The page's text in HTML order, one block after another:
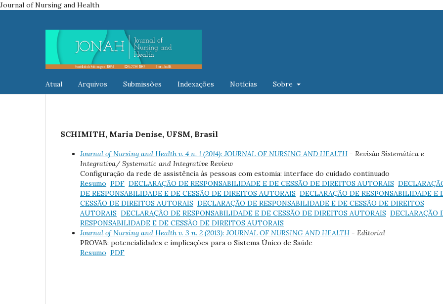
Journal of Nursing and Health
Atual Arquivos Submissões Indexações Notícias Sobre
SCHIMITH, Maria Denise, UFSM, Brasil
Journal of Nursing and Health v. 4 n. 1 (2014): JOURNAL OF NURSING AND HEALTH - Revisão Sistemática e
Integrativa/ Systematic and Integrative Review
Configuração da rede de assistência às pessoas com estomia: interface do cuidado continuado
Resumo PDF DECLARAÇÃO DE RESPONSABILIDADE E DE CESSÃO DE DIREITOS AUTORAIS
DE RESPONSABILIDADE E DE CESSÃO DE DIREITOS AUTORAIS DECLARAÇÃO DE RESPONSABILIDADE E
CESSÃO DE DIREITOS AUTORAIS DECLARAÇÃO DE RESPONSABILIDADE E DE CESSÃO DE DIREITOS
AUTORAIS DECLARAÇÃO DE RESPONSABILIDADE E DE CESSÃO DE DIREITOS AUTORAIS DECLARAÇÃO
RESPONSABILIDADE E DE CESSÃO DE DIREITOS AUTORAIS
Journal of Nursing and Health v. 3 n. 2 (2013): JOURNAL OF NURSING AND HEALTH - Editorial
PROVAB: potencialidades e implicações para o Sistema Único de Saúde
Resumo PDF